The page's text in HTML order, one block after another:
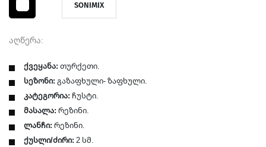
SONIMIX
აღწერა:
ქვეყანა: თურქეთი.
სეზონი: გაზაფხული- ზაფხული.
კატეგორია: ჩუსტი.
მასალა: რეზინი.
ლანჩი: რეზინი.
ქუსლი/ძირი: 2 სმ.